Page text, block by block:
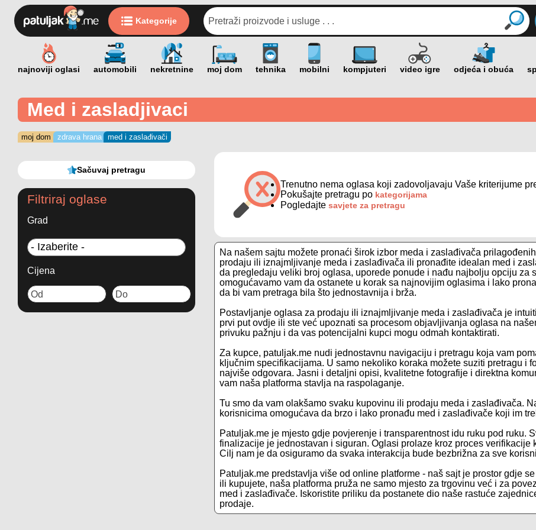
Kategorije
Med i zasladjivaci
moj dom zdrava hrana med i zaslađivači
Sačuvaj pretragu
Filtriraj oglase
Grad
Cijena
Trenutno nema oglasa koji zadovoljavaju Vaše kriterijume
Pokušajte pretragu po kategorijama
Pogledajte savjete za pretragu
Na našem sajtu možete pronaći širok izbor meda i zaslađivača
prodaju ili iznajmljivanje meda i zaslađivača ili pronađite idealan med i
da pregledaju veliki broj oglasa, uporede ponude i nađu najbolju opciju za
omogućavamo vam da ostanete u korak sa najnovijim oglasima i lako
da bi vam pretraga bila što jednostavnija i brža.
Postavljanje oglasa za prodaju ili iznajmljivanje meda i zaslađivača je
prvi put ovdje ili ste već upoznati sa procesom objavljivanja oglasa na
privuku pažnju i da vas potencijalni kupci mogu odmah kontaktirati.
Za kupce, patuljak.me nudi jednostavnu navigaciju i pretragu koja vam
ključnim specifikacijama. U samo nekoliko koraka možete suziti pretragu i
najviše odgovara. Jasni i detaljni opisi, kvalitetne fotografije i direktna
vam naša platforma stavlja na raspolaganje.
Tu smo da vam olakšamo svaku kupovinu ili prodaju meda i zaslađivača.
korisnicima omogućava da brzo i lako pronađu med i zaslađivače koji im
Patuljak.me je mjesto gdje povjerenje i transparentnost idu ruku pod ruku.
finalizacije je jednostavan i siguran. Oglasi prolaze kroz proces
Cilj nam je da osiguramo da svaka interakcija bude bezbrižna za sve
Patuljak.me predstavlja više od online platforme - naš sajt je prostor gdje
ili kupujete, naša platforma pruža ne samo mjesto za trgovinu već i za
med i zaslađivače. Iskoristite priliku da postanete dio naše rastuće
prodaje.